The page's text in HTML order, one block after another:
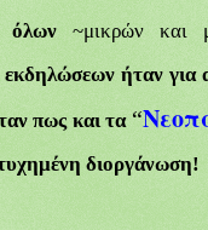
όλων~μικρών και
εκδηλώσεων ήταν για
πως και τα “
διοργάνωση!